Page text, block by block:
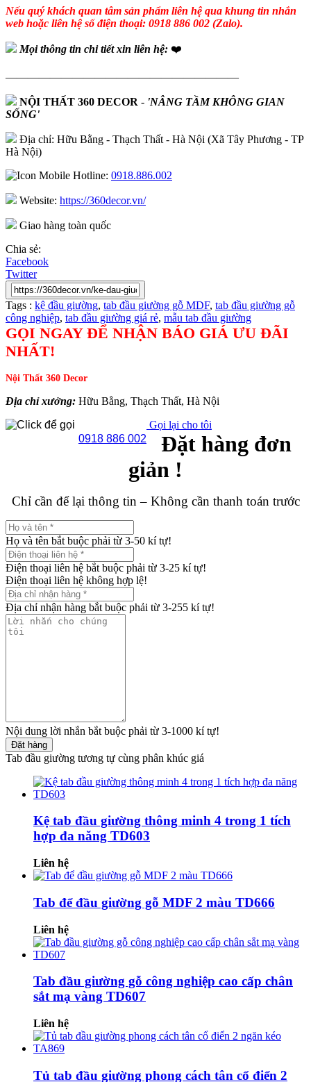
Nếu quý khách quan tâm sản phẩm liên hệ qua khung tin nhắn
web hoặc liên hệ số điện thoại: 0918 886 002 (Zalo).
Mọi thông tin chi tiết xin liên hệ: ❤️
—————————————————————
NỘI THẤT 360 DECOR - 'NÂNG TẦM KHÔNG GIAN
SỐNG'
Địa chỉ: Hữu Bằng - Thạch Thất - Hà Nội (Xã Tây Phương - TP
Hà Nội)
Hotline: 0918.886.002
Website: https://360decor.vn/
Giao hàng toàn quốc
Chia sẻ:
Facebook
Twitter
Tags : kệ đầu giường, tab đầu giường gỗ MDF, tab đầu giường gỗ
công nghiệp, tab đầu giường giá rẻ, mẫu tab đầu giường
GỌI NGAY ĐỂ NHẬN BÁO GIÁ ƯU ĐÃI
NHẤT!
Nội Thất 360 Decor
Địa chỉ xưởng: Hữu Bằng, Thạch Thất, Hà Nội
0918 886 002
Gọi lại cho tôi
Đặt hàng đơn
giản !
Chỉ cần để lại thông tin – Không cần thanh toán trước
Họ và tên bắt buộc phải từ 3-50 kí tự!
Điện thoại liên hệ bắt buộc phải từ 3-25 kí tự!
Điện thoại liên hệ không hợp lệ!
Địa chỉ nhận hàng bắt buộc phải từ 3-255 kí tự!
Nội dung lời nhắn bắt buộc phải từ 3-1000 kí tự!
Đặt hàng
Tab đầu giường tương tự cùng phân khúc giá
Kệ tab đầu giường thông minh 4 trong 1 tích
hợp đa năng TD603
Liên hệ
Tab để đầu giường gỗ MDF 2 màu TD666
Liên hệ
Tab đầu giường gỗ công nghiệp cao cấp chân
sắt mạ vàng TD607
Liên hệ
Tủ tab đầu giường phong cách tân cổ điển 2